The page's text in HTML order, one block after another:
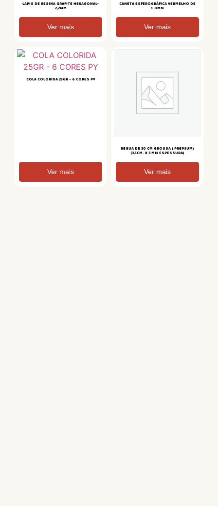
LAPIS DE RESINA GRAFITE HEXAGONAL-
2,2MM
Ver mais
CANETA ESFEROGRÁFICA VERMELHO DE
1.0MM
Ver mais
COLA COLORIDA 25GR – 6 CORES PY
Ver mais
REGUA DE 30 CM GROSSA ( PREMIUM)
(3,5CM. X 3 MM ESPESSURA)
Ver mais